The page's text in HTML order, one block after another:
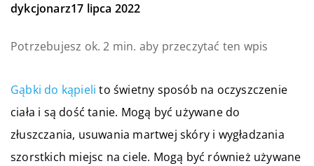
dykcjonarz17 lipca 2022
Potrzebujesz ok. 2 min. aby przeczytać ten wpis
Gąbki do kąpieli to świetny sposób na oczyszczenie
ciała i są dość tanie. Mogą być używane do
złuszczania, usuwania martwej skóry i wygładzania
szorstkich miejsc na ciele. Mogą być również używane